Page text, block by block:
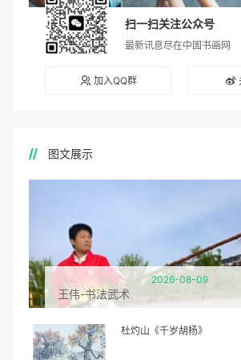
扫一扫关注公众号
最新讯息尽在中国书画网
加入QQ群
图文展示
2026-08-09
王伟-书法武术
杜灼山《千岁胡杨》